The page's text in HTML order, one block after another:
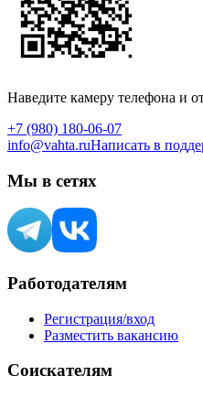
Наведите камеру телефона и
+7 (980) 180-06-07
info@vahta.ruНаписать в
Мы в сетях
Работодателям
Регистрация/вход
Разместить вакансию
Соискателям